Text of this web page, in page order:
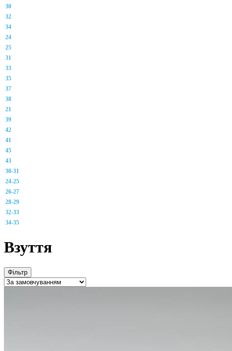
30
32
34
24
25
31
33
35
37
38
21
39
42
41
45
43
30-31
24-25
26-27
28-29
32-33
34-35
Взуття
Фільтр